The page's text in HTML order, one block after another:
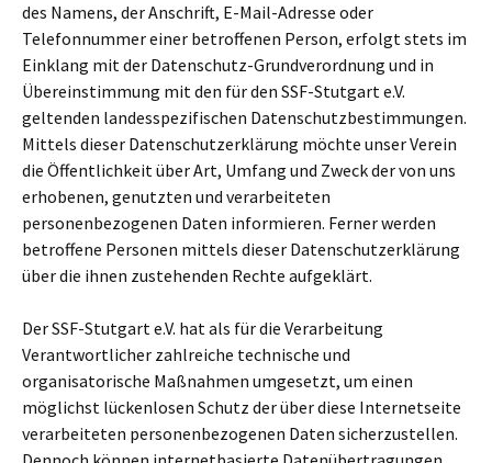
des Namens, der Anschrift, E-Mail-Adresse oder
Telefonnummer einer betroffenen Person, erfolgt stets im
Einklang mit der Datenschutz-Grundverordnung und in
Übereinstimmung mit den für den SSF-Stutgart e.V.
geltenden landesspezifischen Datenschutzbestimmungen.
Mittels dieser Datenschutzerklärung möchte unser Verein
die Öffentlichkeit über Art, Umfang und Zweck der von uns
erhobenen, genutzten und verarbeiteten
personenbezogenen Daten informieren. Ferner werden
betroffene Personen mittels dieser Datenschutzerklärung
über die ihnen zustehenden Rechte aufgeklärt.
Der SSF-Stutgart e.V. hat als für die Verarbeitung
Verantwortlicher zahlreiche technische und
organisatorische Maßnahmen umgesetzt, um einen
möglichst lückenlosen Schutz der über diese Internetseite
verarbeiteten personenbezogenen Daten sicherzustellen.